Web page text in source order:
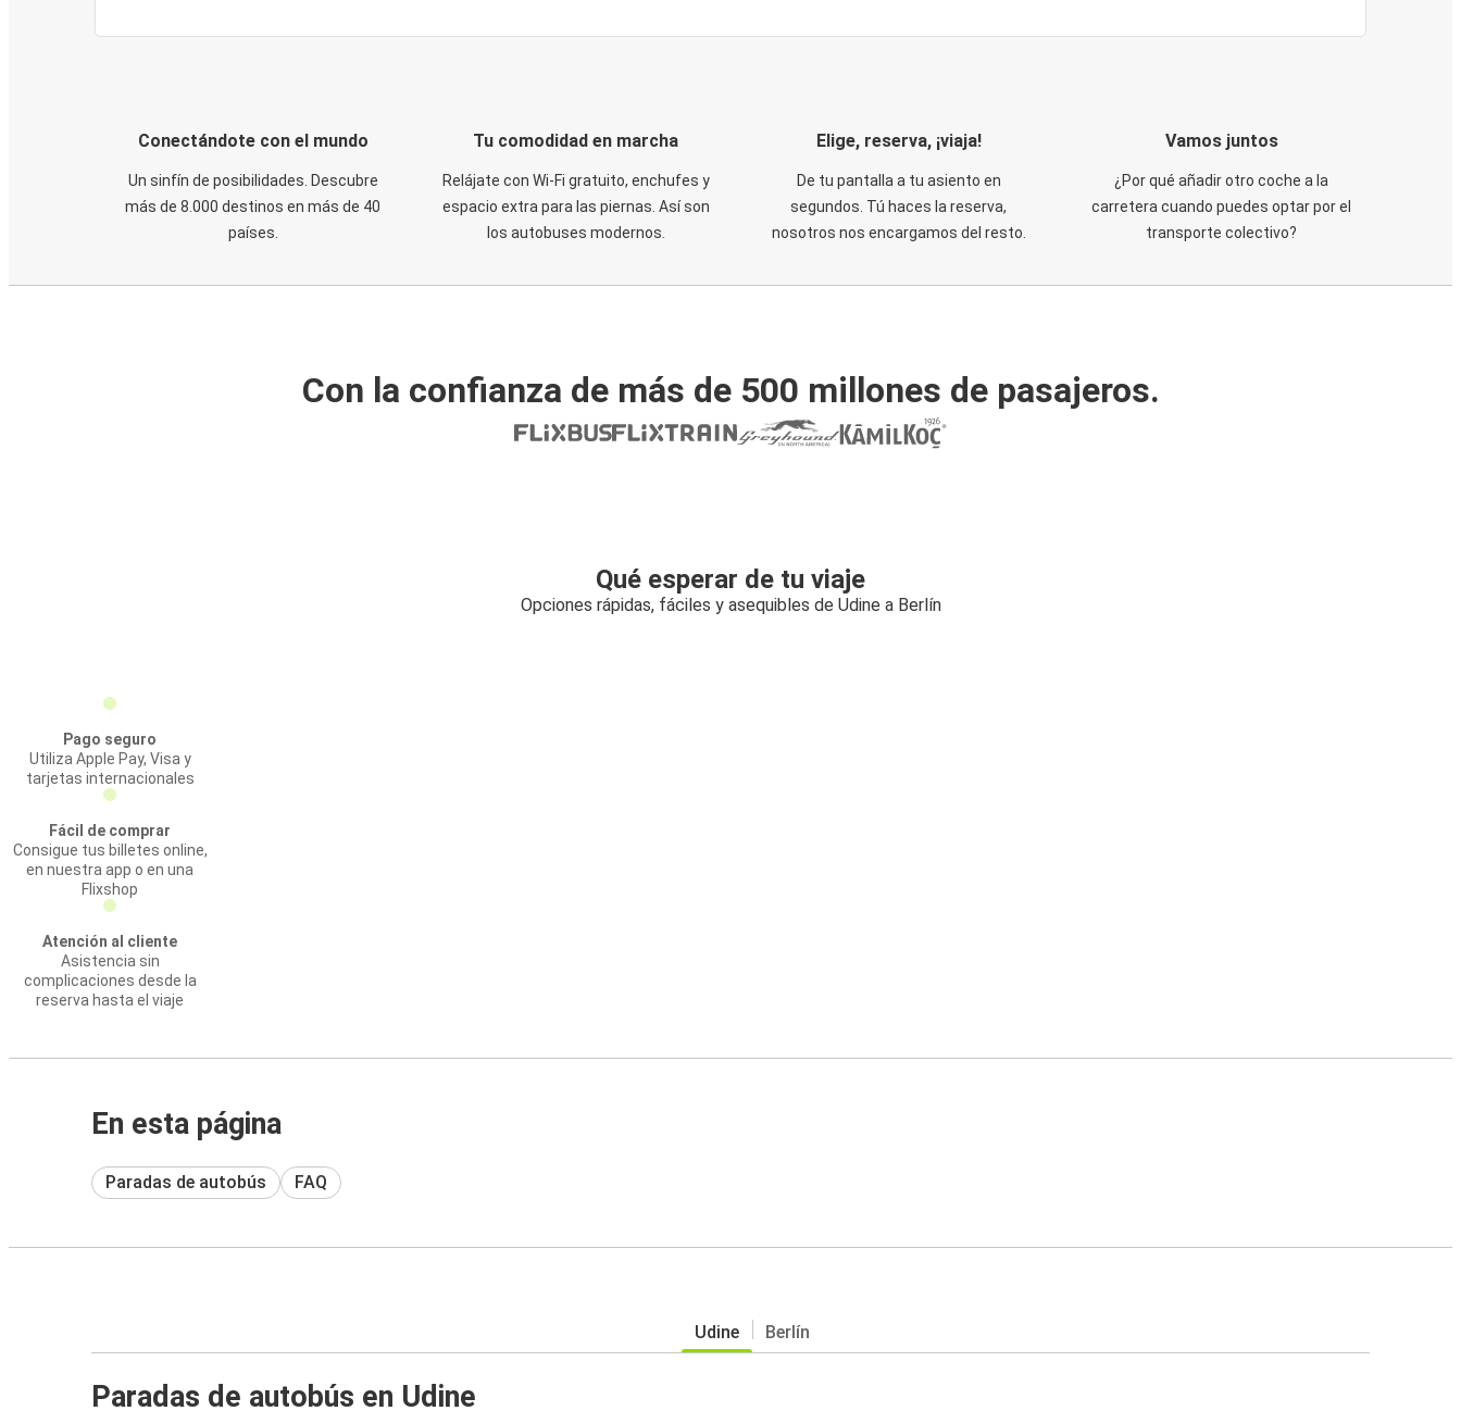
Conectándote con el mundo
Un sinfín de posibilidades. Descubre
más de 8.000 destinos en más de 40
países.
Tu comodidad en marcha
Relájate con Wi-Fi gratuito, enchufes y
espacio extra para las piernas. Así son
los autobuses modernos.
Elige, reserva, ¡viaja!
De tu pantalla a tu asiento en
segundos. Tú haces la reserva,
nosotros nos encargamos del resto.
Vamos juntos
¿Por qué añadir otro coche a la
carretera cuando puedes optar por el
transporte colectivo?
Con la confianza de más de 500 millones de pasajeros.
Qué esperar de tu viaje
Opciones rápidas, fáciles y asequibles de Udine a Berlín
Pago seguro
Utiliza Apple Pay, Visa y
tarjetas internacionales
Fácil de comprar
Consigue tus billetes online,
en nuestra app o en una
Flixshop
Atención al cliente
Asistencia sin
complicaciones desde la
reserva hasta el viaje
En esta página
Paradas de autobús FAQ
Udine Berlín
Paradas de autobús en Udine